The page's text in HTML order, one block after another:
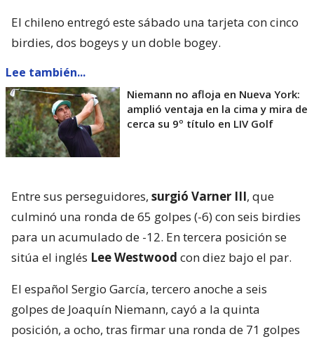
El chileno entregó este sábado una tarjeta con cinco
birdies, dos bogeys y un doble bogey.
Lee también...
Niemann no afloja en Nueva York:
amplió ventaja en la cima y mira de
cerca su 9º título en LIV Golf
Entre sus perseguidores, surgió Varner III, que
culminó una ronda de 65 golpes (-6) con seis birdies
para un acumulado de -12. En tercera posición se
sitúa el inglés Lee Westwood con diez bajo el par.
El español Sergio García, tercero anoche a seis
golpes de Joaquín Niemann, cayó a la quinta
posición, a ocho, tras firmar una ronda de 71 golpes